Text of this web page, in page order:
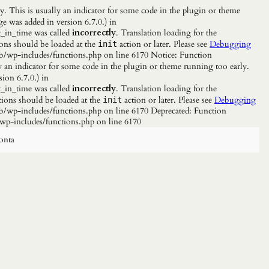
This is usually an indicator for some code in the plugin or theme
was added in version 6.7.0.) in
was called incorrectly. Translation loading for the
should be loaded at the init action or later. Please see Debugging
wp-includes/functions.php on line 6170 Notice: Function
indicator for some code in the plugin or theme running too early.
6.7.0.) in
was called incorrectly. Translation loading for the
should be loaded at the init action or later. Please see Debugging
wp-includes/functions.php on line 6170 Deprecated: Function
includes/functions.php on line 6170